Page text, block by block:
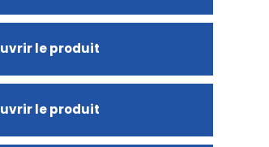
le produit
le produit